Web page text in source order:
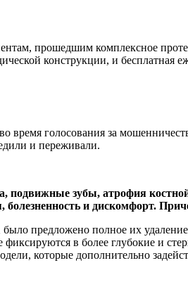
прошедшим комплексное
конструкции, и бесплатная
голосования за
и переживали.
подвижные зубы, атрофия
и дискомфорт.
предложено полное их
в более глубокие и
которые дополнительно